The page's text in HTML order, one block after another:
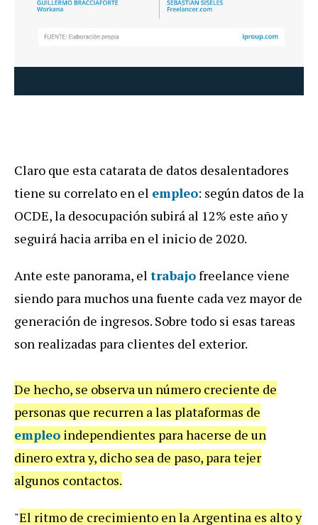
Claro que esta catarata de datos desalentadores
tiene su correlato en el empleo: según datos de la
OCDE, la desocupación subirá al 12% este año y
seguirá hacia arriba en el inicio de 2020.
Ante este panorama, el trabajofreelance viene
siendo para muchos una fuente cada vez mayor de
generación de ingresos. Sobre todo si esas tareas
son realizadas para clientes del exterior.
De hecho, se observa un número creciente de
personas que recurren a las plataformas de
empleo independientes para hacerse de un
dinero extra y, dicho sea de paso, para tejer
algunos contactos.
"El ritmo de crecimiento en la Argentina es alto y